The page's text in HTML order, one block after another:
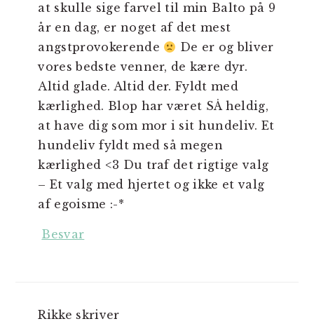
at skulle sige farvel til min Balto på 9
år en dag, er noget af det mest
angstprovokerende
De er og bliver
vores bedste venner, de kære dyr.
Altid glade. Altid der. Fyldt med
kærlighed. Blop har været SÅ heldig,
at have dig som mor i sit hundeliv. Et
hundeliv fyldt med så megen
kærlighed <3 Du traf det rigtige valg
– Et valg med hjertet og ikke et valg
af egoisme :-*
Besvar
Rikke skriver